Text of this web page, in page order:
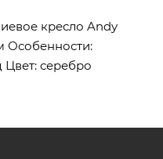
кресло Andy
Особенности:
серебро